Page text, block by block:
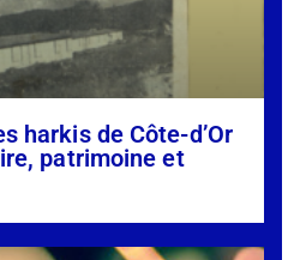
harkis de Côte-d’Or
patrimoine et